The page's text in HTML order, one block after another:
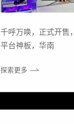
千呼万唤，正式开售
平台神板，华南
探索更多